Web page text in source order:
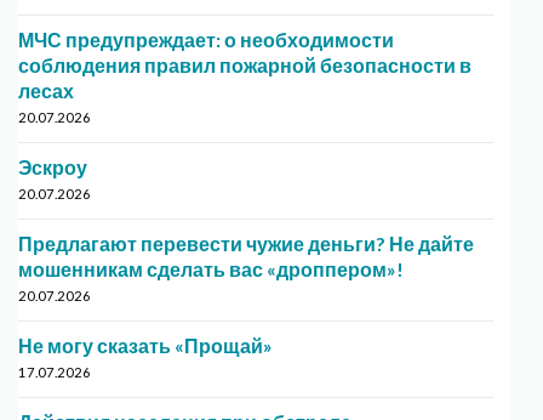
МЧС предупреждает: о необходимости
соблюдения правил пожарной безопасности в
лесах
20.07.2026
Эскроу
20.07.2026
Предлагают перевести чужие деньги? Не дайте
мошенникам сделать вас «дроппером»!
20.07.2026
Не могу сказать «Прощай»
17.07.2026